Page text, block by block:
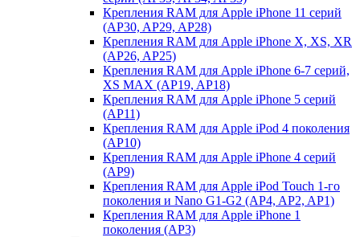
Крепления RAM для Apple iPhone 11 серий
(AP30, AP29, AP28)
Крепления RAM для Apple iPhone X, XS, XR
(AP26, AP25)
Крепления RAM для Apple iPhone 6-7 серий,
XS MAX (AP19, AP18)
Крепления RAM для Apple iPhone 5 серий
(AP11)
Крепления RAM для Apple iPod 4 поколения
(AP10)
Крепления RAM для Apple iPhone 4 серий
(AP9)
Крепления RAM для Apple iPod Touch 1-го
поколения и Nano G1-G2 (AP4, AP2, AP1)
Крепления RAM для Apple iPhone 1
поколения (AP3)